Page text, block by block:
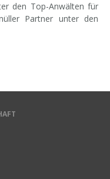
den Top-Anwälten für
Partner unter den